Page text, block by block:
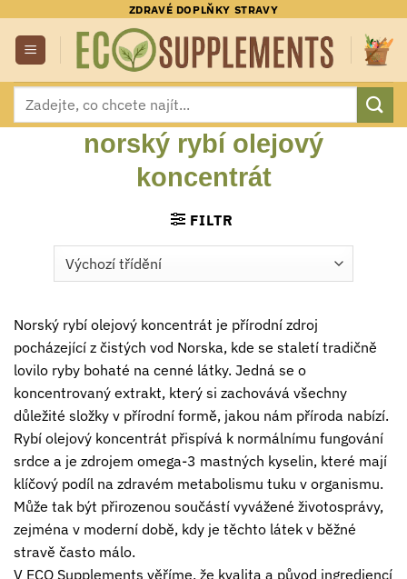
obsah
ZDRAVÉ DOPLŇKY STRAVY
Hledat:
norský rybí olejový
koncentrát
FILTR
Norský rybí olejový koncentrát je přírodní zdroj
pocházející z čistých vod Norska, kde se staletí tradičně
lovilo ryby bohaté na cenné látky. Jedná se o
koncentrovaný extrakt, který si zachovává všechny
důležité složky v přírodní formě, jakou nám příroda nabízí.
Rybí olejový koncentrát přispívá k normálnímu fungování
srdce a je zdrojem omega-3 mastných kyselin, které mají
klíčový podíl na zdravém metabolismu tuku v organismu.
Může tak být přirozenou součástí vyvážené životosprávy,
zejména v moderní době, kdy je těchto látek v běžné
stravě často málo.
V ECO Supplements věříme, že kvalita a původ ingrediencí